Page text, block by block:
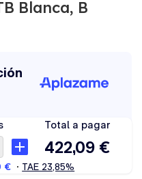
Blanca, B